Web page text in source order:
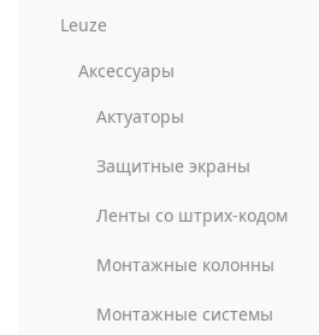
Leuze
Аксессуары
Актуаторы
Защитные экраны
Ленты со штрих-кодом
Монтажные колонны
Монтажные системы